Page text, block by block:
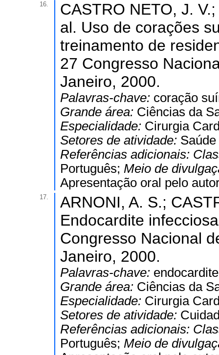
16.
CASTRO NETO, J.
al. Uso de corações
treinamento de
27 Congresso
Janeiro, 2000.
Palavras-chave: coração
Grande área: Ciências da
Especialidade: Cirurgia
Setores de atividade:
Referências adicionais:
Português; Meio de
Apresentação oral pelo
17.
ARNONI, A. S.;
Endocardite
Congresso Nacional
Janeiro, 2000.
Palavras-chave:
Grande área: Ciências da
Especialidade: Cirurgia
Setores de atividade:
Referências adicionais:
Português; Meio de